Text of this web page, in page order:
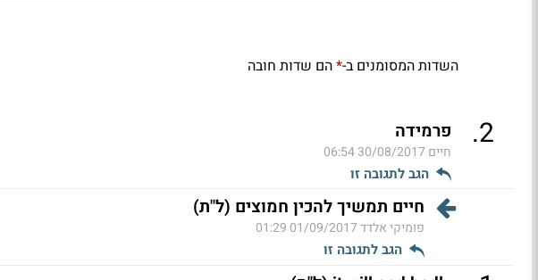
השדות המסומנים ב-*הם שדות חובה
2
. פרמידה
חיים 30/08/2017 06:54
הגב לתגובה זו
חיים תמשיך להכין חמוצים (ל"ת)
פומיקי אלדד01/09/2017 01:29
הגב לתגובה זו